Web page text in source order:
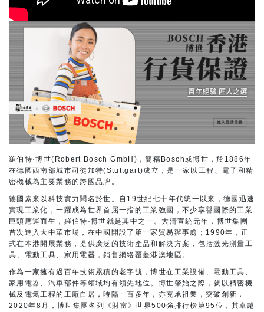
羅伯特·博世(Robert Bosch GmbH)，簡稱Bosch或博世，於1886年
在德國西南部城市司徒加特(Stuttgart)成立，是一家以工程、電子和精
密機械為主要業務的跨國品牌。
德國素來以科技實力聞名於世。自19世紀七十年代統一以來，德國迅速
實現工業化，一躍成為世界首屈一指的工業強國，不少享譽國際的工業
巨頭應運而生，羅伯特·博世就是其中之一。大清宣統元年，博世集團
首次進入大中華市場，在中國開設了第一家貿易辦事處；1990年，正
式在本港開展業務，提供廣泛的技術產品和解決方案，包括激光測量工
具、電動工具、家用電器，銷售網絡覆蓋港澳地區。
作為一家擁有過百年技術累積的老字號，博世在工業設備、電動工具、
家用電器、汽車部件等領域均有領先地位。博世肇始之際，就以精密機
械及電氣工程的工廠自居，時隔一百多年，亦克承祖業，突破創新，
2020年8月，博世集團名列《財富》世界500強排行榜第95位，其卓越